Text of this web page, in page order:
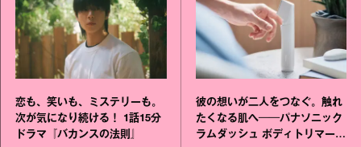
恋も、笑いも、ミステリーも。
次が気になり続ける！ 1話15分
ドラマ『バカンスの法則』
彼の想いが二人をつなぐ。触れ
たくなる肌へ──パナソニック
ラムダッシュ ボディトリマーが